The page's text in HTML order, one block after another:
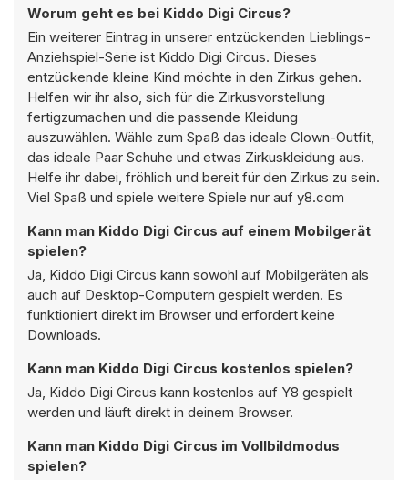
Worum geht es bei Kiddo Digi Circus?
Ein weiterer Eintrag in unserer entzückenden Lieblings-
Anziehspiel-Serie ist Kiddo Digi Circus. Dieses
entzückende kleine Kind möchte in den Zirkus gehen.
Helfen wir ihr also, sich für die Zirkusvorstellung
fertigzumachen und die passende Kleidung
auszuwählen. Wähle zum Spaß das ideale Clown-Outfit,
das ideale Paar Schuhe und etwas Zirkuskleidung aus.
Helfe ihr dabei, fröhlich und bereit für den Zirkus zu sein.
Viel Spaß und spiele weitere Spiele nur auf y8.com
Kann man Kiddo Digi Circus auf einem Mobilgerät
spielen?
Ja, Kiddo Digi Circus kann sowohl auf Mobilgeräten als
auch auf Desktop-Computern gespielt werden. Es
funktioniert direkt im Browser und erfordert keine
Downloads.
Kann man Kiddo Digi Circus kostenlos spielen?
Ja, Kiddo Digi Circus kann kostenlos auf Y8 gespielt
werden und läuft direkt in deinem Browser.
Kann man Kiddo Digi Circus im Vollbildmodus
spielen?